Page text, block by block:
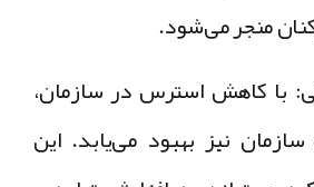
منجر می‌شود.
با کاهش استرس در سازمان،
نیز بهبود می‌یابد. این